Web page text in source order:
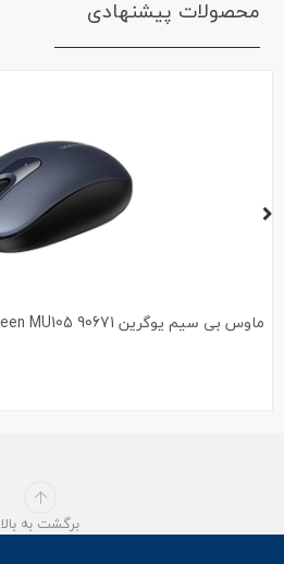
محصولات پیشنهادی
ماوس بی سیم یوگرین Ugreen MU105 90671
برگشت به بالا